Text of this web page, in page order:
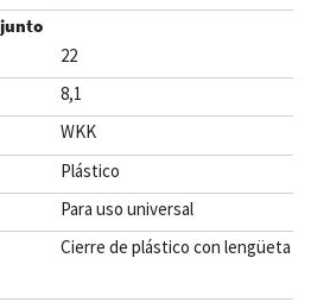
22
8,1
WKK
Plástico
Para uso universal
Cierre de plástico con lengüeta